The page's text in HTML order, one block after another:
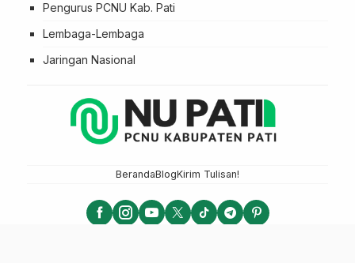
Pengurus PCNU Kab. Pati
Lembaga-Lembaga
Jaringan Nasional
BerandaBlogKirim Tulisan!